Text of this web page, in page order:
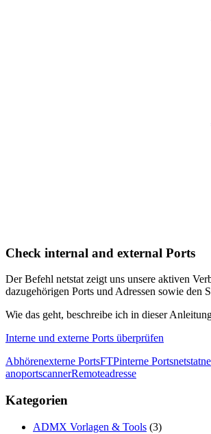
Check internal and external Ports
Der Befehl netstat zeigt uns unsere aktiven
dazugehörigen Ports und Adressen sowie den
Wie das geht, beschreibe ich in dieser
Interne und externe Ports überprüfen
Abhörenexterne PortsFTPinterne Portsnetstat
anoportscannerRemoteadresse
Kategorien
ADMX Vorlagen & Tools (3)